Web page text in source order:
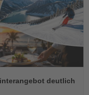
deutlich